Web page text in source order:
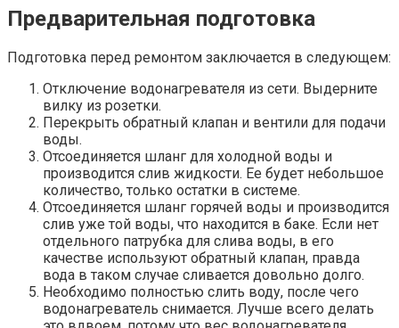
Предварительная подготовка
Подготовка перед ремонтом заключается в следующем:
Отключение водонагревателя из сети. Выдерните
вилку из розетки.
Перекрыть обратный клапан и вентили для подачи
воды.
Отсоединяется шланг для холодной воды и
производится слив жидкости. Ее будет небольшое
количество, только остатки в системе.
Отсоединяется шланг горячей воды и производится
слив уже той воды, что находится в баке. Если нет
отдельного патрубка для слива воды, в его
качестве используют обратный клапан, правда
вода в таком случае сливается довольно долго.
Необходимо полностью слить воду, после чего
водонагреватель снимается. Лучше всего делать